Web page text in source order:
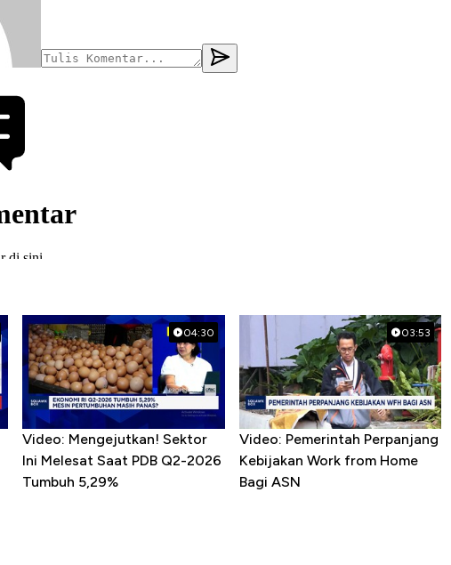
04:30
Video: Mengejutkan! Sektor
Ini Melesat Saat PDB Q2-2026
Tumbuh 5,29%
03:53
Video: Pemerintah Perpanjang
Kebijakan Work from Home
Bagi ASN